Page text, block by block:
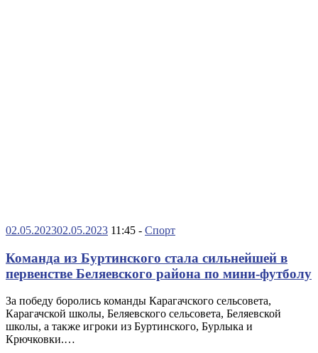
02.05.202302.05.2023 11:45 - Спорт
Команда из Буртинского стала сильнейшей в
первенстве Беляевского района по мини-футболу
За победу боролись команды Карагачского сельсовета,
Карагачской школы, Беляевского сельсовета, Беляевской
школы, а также игроки из Буртинского, Бурлыка и
Крючковки.…